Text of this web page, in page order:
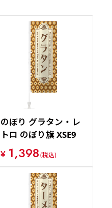
新着順
価格が安い順
価格が高い順
のぼり グラタン・レ
トロ のぼり旗 XSE9
¥ 1,398(税込)